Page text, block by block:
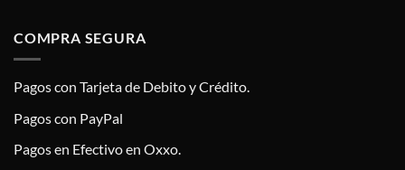
COMPRA SEGURA
Pagos con Tarjeta de Debito y Crédito.
Pagos con PayPal
Pagos en Efectivo en Oxxo.